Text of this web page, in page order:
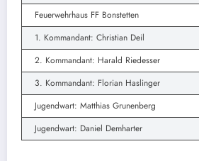
Feuerwehrhaus FF Bonstetten
1. Kommandant: Christian Deil
2. Kommandant: Harald Riedesser
3. Kommandant: Florian Haslinger
Jugendwart: Matthias Grunenberg
Jugendwart: Daniel Demharter